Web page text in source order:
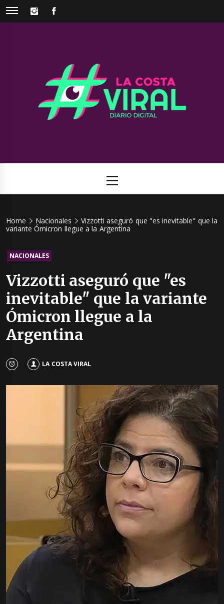
Skip
INSTAGRAM
Viral
Menu
Home Nacionales
Vizzotti aseguró que "es inevitable" que la
variante Ómicron llegue a la Argentina
NACIONALES
Vizzotti aseguró que "es
inevitable" que la variante
Ómicron llegue a la
Argentina
LA COSTA VIRAL